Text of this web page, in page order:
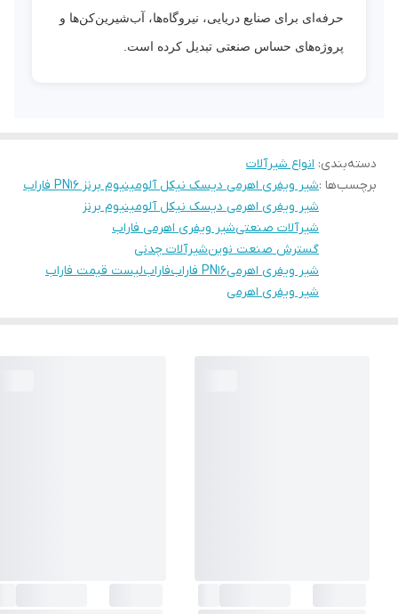
حرفه‌ای برای صنایع دریایی، نیروگاه‌ها، آب‌شیرین‌کن‌ها و
پروژه‌های حساس صنعتی تبدیل کرده است.
دسته‌بندی: انواع شیرآلات
برچسب‌ها :شیر ویفری اهرمی دیسک نیکل آلومینیوم برنز PN16 فاراب
شیر ویفری اهرمی دیسک نیکل آلومینیوم برنز
شیرآلات صنعتیشیر ویفری اهرمی فاراب
گسترش صنعت نوینشیرآلات چدنی
شیر ویفری اهرمیPN16 فاراب
فارابلیست قیمت فاراب
شیر ویفری اهرمی